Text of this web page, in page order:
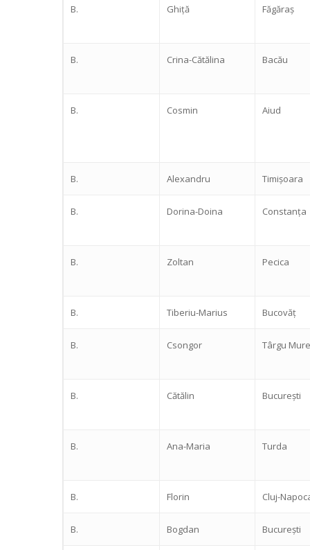
B. Ghiță Făgăraș
B. Crina-Cătălina Bacău
B. Cosmin Aiud
B. Alexandru Timișoara
B. Dorina-Doina Constanța
B. Zoltan Pecica
B. Tiberiu-Marius Bucovăț
B. Csongor Târgu
B. Cătălin București
B. Ana-Maria Turda
B. Florin Cluj-
B. Bogdan București